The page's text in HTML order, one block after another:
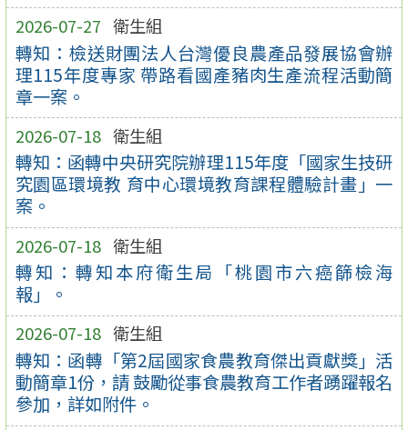
2026-07-27 衛生組
轉知：檢送財團法人台灣優良農產品發展協會辦
理115年度專家 帶路看國產豬肉生產流程活動簡
章一案。
2026-07-18 衛生組
轉知：函轉中央研究院辦理115年度「國家生技研
究園區環境教 育中心環境教育課程體驗計畫」一
案。
2026-07-18 衛生組
轉知：轉知本府衛生局「桃園市六癌篩檢海
報」。
2026-07-18 衛生組
轉知：函轉「第2屆國家食農教育傑出貢獻獎」活
動簡章1份，請 鼓勵從事食農教育工作者踴躍報名
參加，詳如附件。